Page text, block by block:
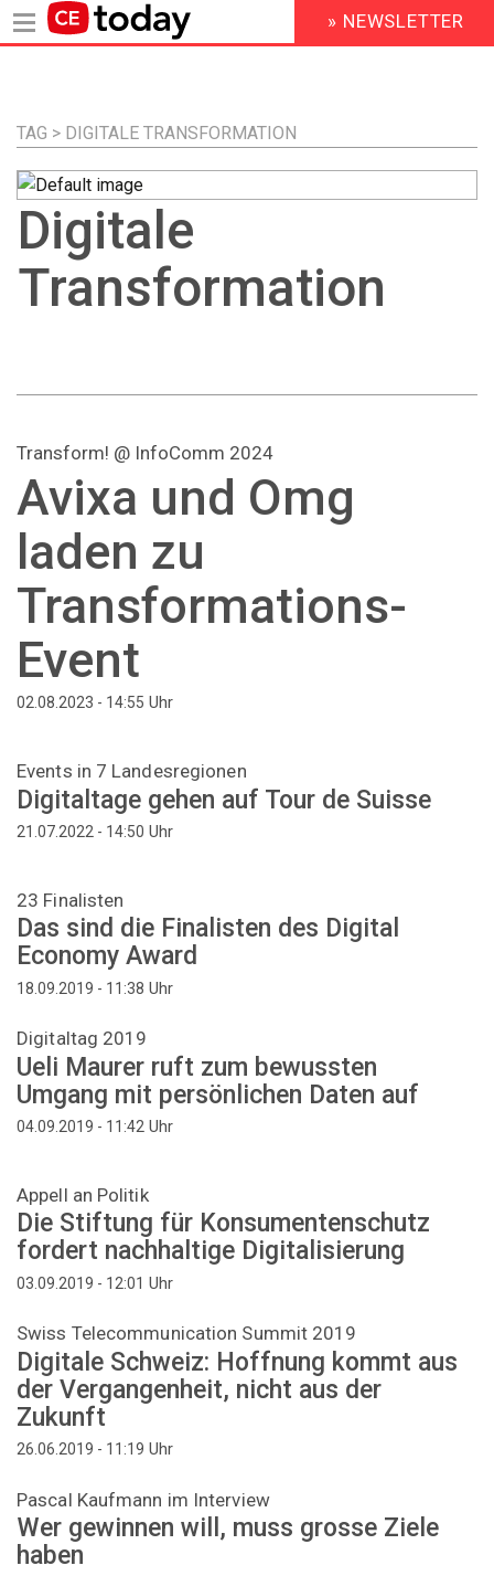
Inhalt
HEADER
MENU
» NEWSLETTER
TAG > DIGITALE TRANSFORMATION
Digitale
Transformation
Transform! @ InfoComm 2024
Avixa und Omg
laden zu
Transformations-
Event
02.08.2023 - 14:55 Uhr
Events in 7 Landesregionen
Digitaltage gehen auf Tour de Suisse
21.07.2022 - 14:50 Uhr
23 Finalisten
Das sind die Finalisten des Digital
Economy Award
18.09.2019 - 11:38 Uhr
Digitaltag 2019
Ueli Maurer ruft zum bewussten
Umgang mit persönlichen Daten auf
04.09.2019 - 11:42 Uhr
Appell an Politik
Die Stiftung für Konsumentenschutz
fordert nachhaltige Digitalisierung
03.09.2019 - 12:01 Uhr
Swiss Telecommunication Summit 2019
Digitale Schweiz: Hoffnung kommt aus
der Vergangenheit, nicht aus der
Zukunft
26.06.2019 - 11:19 Uhr
Pascal Kaufmann im Interview
Wer gewinnen will, muss grosse Ziele
haben